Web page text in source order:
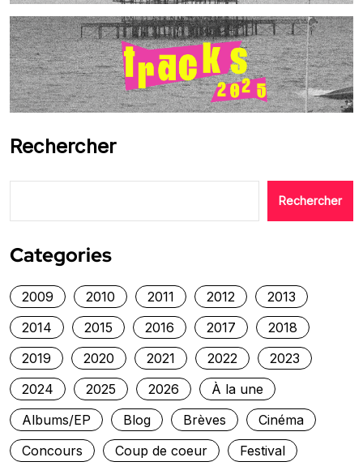
Rechercher
Rechercher
Categories
2009 2010 2011 2012
2013
2014
2015 2016 2017
2018
2019
2020 2021 2022
2023
2024
2025 2026
À la une
Albums/EP
Blog Brèves
Cinéma
Concours
Coup de coeur
Festival